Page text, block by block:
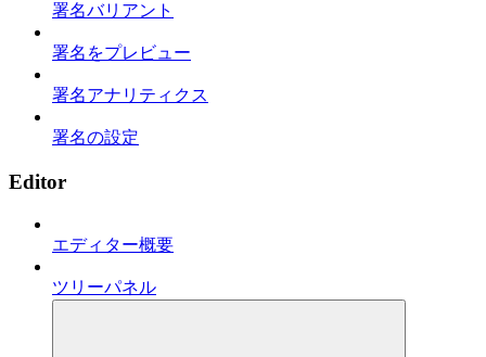
署名バリアント
署名をプレビュー
署名アナリティクス
署名の設定
Editor
エディター概要
ツリーパネル